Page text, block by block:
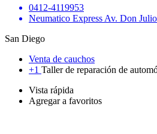
0412-4119953
Neumatico Express Av. Don
San Diego
Venta de cauchos
+1 Taller de reparación de
Vista rápida
Agregar a favoritos